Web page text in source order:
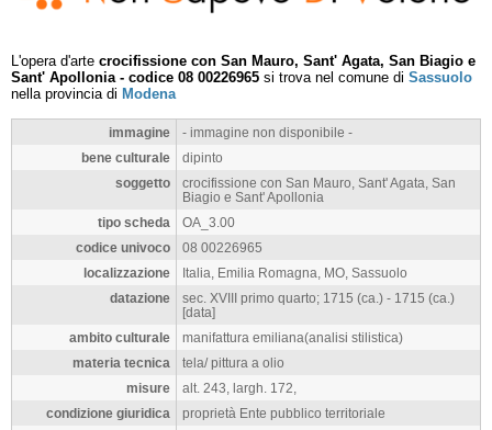
L'opera d'arte crocifissione con San Mauro, Sant' Agata, San Biagio e
Sant' Apollonia - codice 08 00226965 si trova nel comune di Sassuolo
nella provincia di Modena
immagine
- immagine non disponibile -
bene culturale
dipinto
soggetto
crocifissione con San Mauro, Sant' Agata, San
Biagio e Sant' Apollonia
tipo scheda
OA_3.00
codice univoco
08 00226965
localizzazione
Italia, Emilia Romagna, MO, Sassuolo
datazione
sec. XVIII primo quarto; 1715 (ca.) - 1715 (ca.)
[data]
ambito culturale
manifattura emiliana(analisi stilistica)
materia tecnica
tela/ pittura a olio
misure
alt. 243, largh. 172,
condizione giuridica
proprietà Ente pubblico territoriale